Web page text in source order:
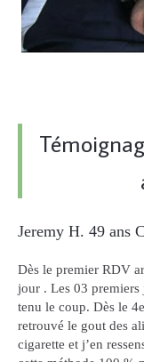
Jeremy H. 49 ans
Dès le premier RDV
jour . Les 03 premiers
tenu le coup. Dès le
retrouvé le gout des
cigarette et j’en